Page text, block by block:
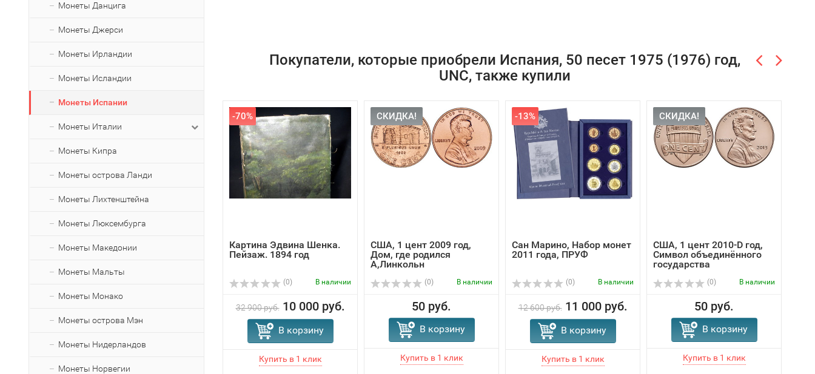
Монеты Данцига
Монеты Джерси
Монеты Ирландии
Монеты Исландии
Монеты Испании
Монеты Италии
Монеты Кипра
Монеты острова Ланди
Монеты Лихтенштейна
Монеты Люксембурга
Монеты Македонии
Монеты Мальты
Монеты Монако
Монеты острова Мэн
Монеты Нидерландов
Монеты Норвегии
Покупатели, которые приобрели Испания, 50 песет 1975 (1976) год,
UNC, также купили
-70%
Картина Эдвина Шенка.
Пейзаж. 1894 год
(0) В наличии
32 900 руб. 10 000 руб.
В корзину
СКИДКА!
США, 1 цент 2009 год,
Дом, где родился
А,Линкольн
(0) В наличии
50 руб.
В корзину
-13%
Сан Марино, Набор монет
2011 года, ПРУФ
(0) В наличии
12 600 руб. 11 000 руб.
В корзину
СКИДКА!
США, 1 цент 2010-D год,
Символ объединённого
государства
(0) В наличии
50 руб.
В корзину